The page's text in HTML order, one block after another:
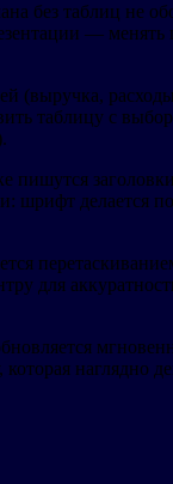
без таблиц не
—
таблицу с
пишутся
шрифт
для
наглядно